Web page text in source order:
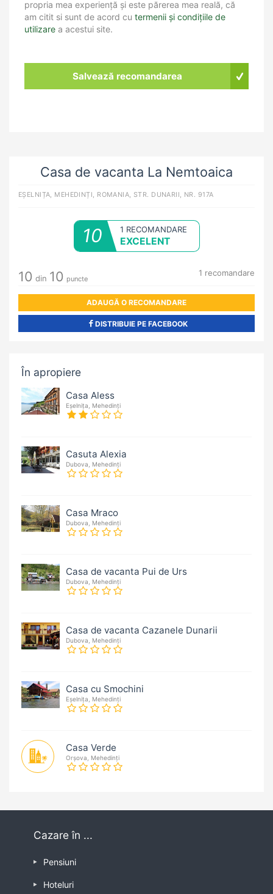
propria mea experiență și este părerea mea reală, că
am citit si sunt de acord cu termenii și condițiile de
utilizare a acestui site.
Salvează recomandarea
Casa de vacanta La Nemtoaica
EȘELNIȚA, MEHEDINȚI, ROMANIA, STR. DUNARII, NR. 917A
10 1 RECOMANDARE
EXCELENT
10 din 10 puncte
1 recomandare
ADAUGĂ O RECOMANDARE
DISTRIBUIE PE FACEBOOK
În apropiere
Casa Aless
Eșelnița, Mehedinți
Casuta Alexia
Dubova, Mehedinți
Casa Mraco
Dubova, Mehedinți
Casa de vacanta Pui de Urs
Dubova, Mehedinți
Casa de vacanta Cazanele Dunarii
Dubova, Mehedinți
Casa cu Smochini
Eșelnița, Mehedinți
Casa Verde
Orșova, Mehedinți
Cazare în ...
Pensiuni
Hoteluri